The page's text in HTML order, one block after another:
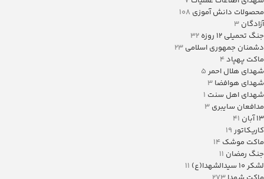
محصولات دانش آموزی 108
آزادگان 3
جنگ تحمیلی 12 روزه
32
دشمنان جمهوری اسلامی 23
ماکت پهپاد4
شهدای هلال احمر 5
شهدای هوافضا 3
شهدای اهل سنت 1
مدافعان سایبری 3
13 آبان
41
کاریکاتور 19
ماکت موشک 14
جنگ رمضان 11
لشکر ۱۰ سیدالشهدا(ع)
11